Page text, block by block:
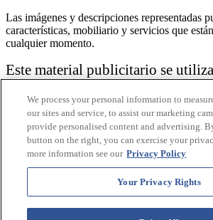
Las imágenes y descripciones representadas
características, mobiliario y servicios que
cualquier momento.
Este material publicitario se
vacacional.
Aviso: las funciones de accesibilidad
ser una lista exhaustiva o completa de todas
de la instalación,
habitaciones y / o comodidades para este
obtener información sobre nuestra política de
nuestraPolítica de accesibilidad.
We process your personal information to
our sites and service, to assist our marketing
provide personalised content and advertising.
button on the right, you can exercise your
more information see our Privacy Policy
Your Privacy Rights